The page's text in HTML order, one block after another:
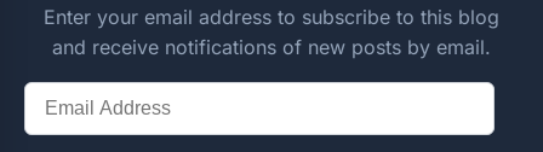
Enter your email address to subscribe to this blog
and receive notifications of new posts by email.